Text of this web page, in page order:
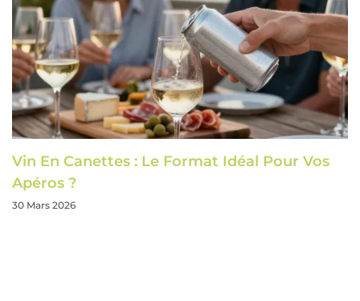
Vin En Canettes : Le Format Idéal Pour Vos
Apéros ?
30 Mars 2026